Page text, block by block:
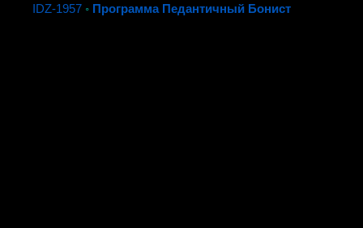
IDZ-1957 ◦ Программа Педантичный Бонист